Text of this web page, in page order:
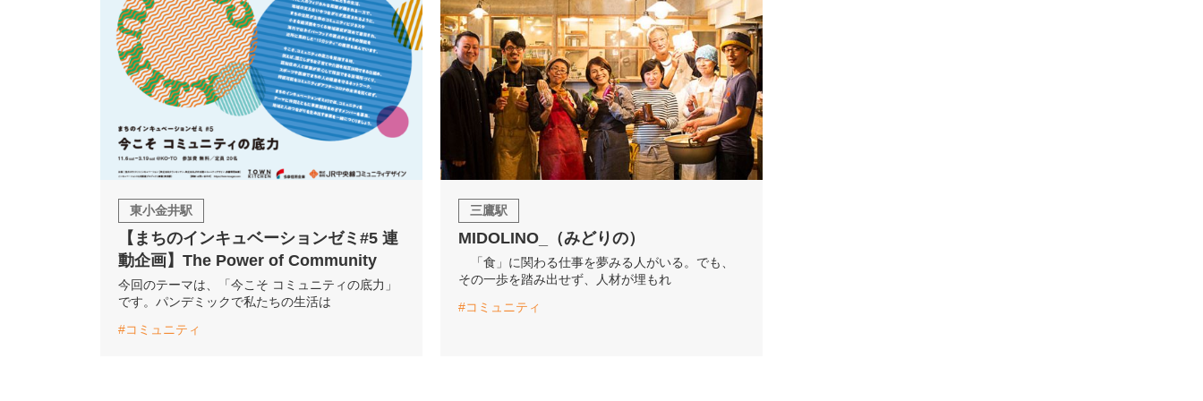
東小金井駅
【まちのインキュベーションゼミ#5 連
動企画】The Power of Community
今回のテーマは、「今こそ コミュニティの底力」
です。パンデミックで私たちの生活は
#コミュニティ
三鷹駅
MIDOLINO_（みどりの）
「食」に関わる仕事を夢みる人がいる。でも、
その一歩を踏み出せず、人材が埋もれ
#コミュニティ